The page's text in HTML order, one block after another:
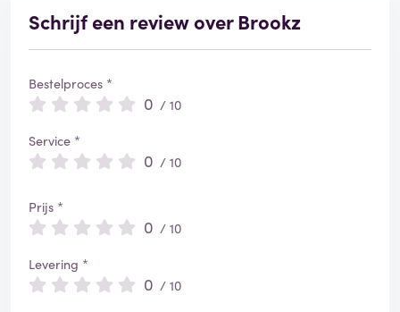
Schrijf een review over Brookz
Bestelproces *
0 / 10
Service *
0 / 10
Prijs *
0 / 10
Levering *
0 / 10